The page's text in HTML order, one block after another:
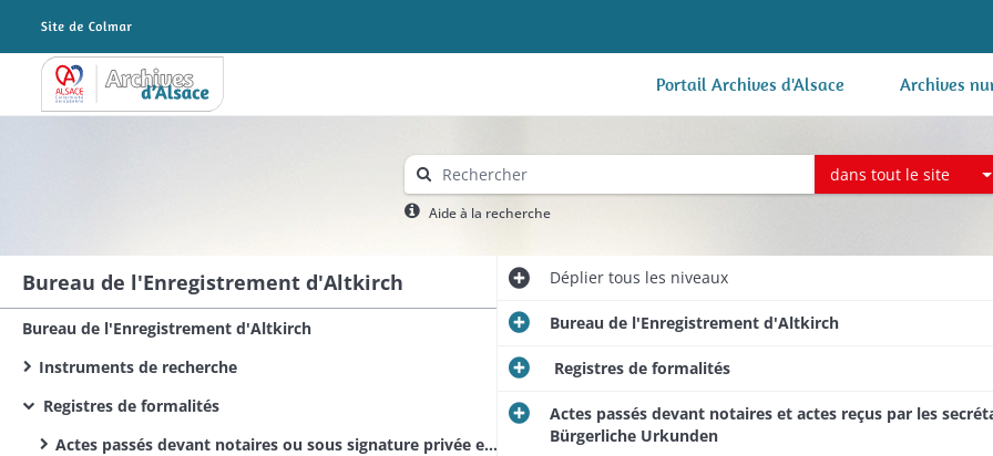
Archives Alsace - Colmar Portail Archives d'Alsace Archives
dans tout le site
Aide à la recherche
Bureau de l'Enregistrement d'Altkirch
Bureau de l'Enregistrement d'Altkirch
Instruments de recherche
Registres de formalités
Actes passés devant notaires ou sous signature privée et actes reçus par les secrétaires des corps municipaux et administratifs
Dépliertous les niveaux
Bureau de l'Enregistrement d'Altkirch
Registres de formalités
Actes passés devant notaires et actes reçus par les
Bürgerliche Urkunden